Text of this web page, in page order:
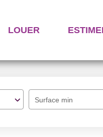
LOUER
Surface min